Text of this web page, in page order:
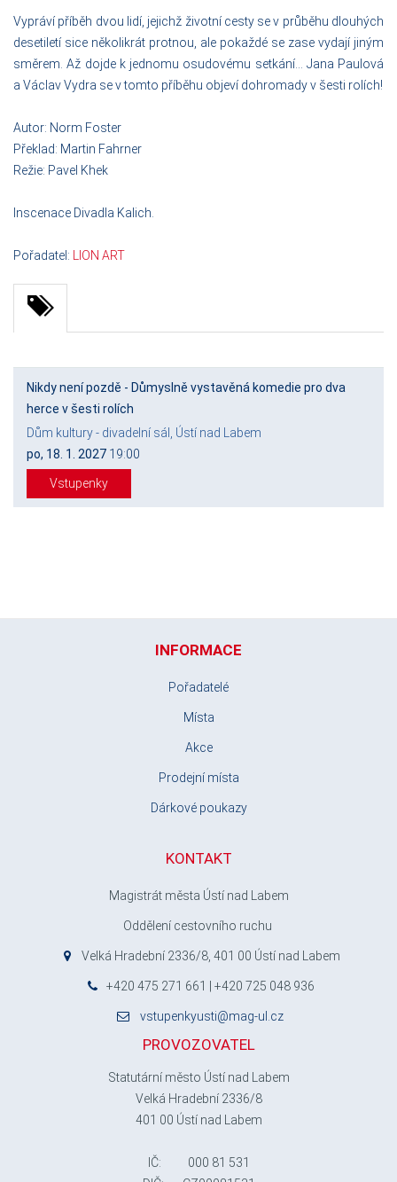
Vypráví příběh dvou lidí, jejichž životní cesty se v průběhu dlouhých
desetiletí sice několikrát protnou, ale pokaždé se zase vydají jiným
směrem. Až dojde k jednomu osudovému setkání… Jana Paulová
a Václav Vydra se v tomto příběhu objeví dohromady v šesti rolích!
Autor: Norm Foster
Překlad: Martin Fahrner
Režie: Pavel Khek
Inscenace Divadla Kalich.
Pořadatel: LION ART
Nikdy není pozdě - Důmyslně vystavěná komedie pro dva
herce v šesti rolích
Dům kultury - divadelní sál, Ústí nad Labem
po, 18. 1. 2027 19:00
Vstupenky
INFORMACE
Pořadatelé
Místa
Akce
Prodejní místa
Dárkové poukazy
KONTAKT
Magistrát města Ústí nad Labem
Oddělení cestovního ruchu
Velká Hradební 2336/8, 401 00 Ústí nad Labem
+420 475 271 661 | +420 725 048 936
vstupenkyusti@mag-ul.cz
PROVOZOVATEL
Statutární město Ústí nad Labem
Velká Hradební 2336/8
401 00 Ústí nad Labem
IČ: 000 81 531